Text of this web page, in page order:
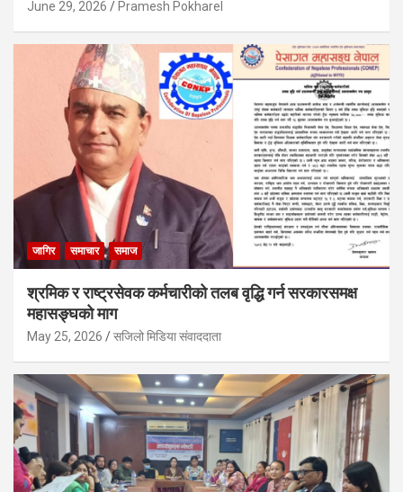
June 29, 2026 Pramesh Pokharel
जागिर समाचार समाज
श्रमिक र राष्ट्रसेवक कर्मचारीको तलब वृद्धि गर्न सरकारसमक्ष
महासङ्घको माग
May 25, 2026 सजिलो मिडिया संवाददाता